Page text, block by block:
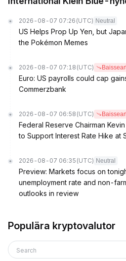
2026-08-07 07:26 (UTC) Neutral
US Helps Prop Up Yen, but
the Pokémon Memes
2026-08-07 07:18 (UTC)
Euro: US payrolls could cap
Commerzbank
2026-08-07 06:58 (UTC)
Federal Reserve Chairman
to Support Interest Rate Hike at
2026-08-07 06:35 (UTC) Neutral
Preview: Markets focus on
unemployment rate and non-
outlooks in review
Populära kryptovalutor
Search